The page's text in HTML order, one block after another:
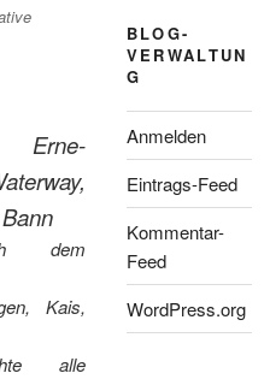
Erne-
dem
Kais,
alle
BLOG-
VERWALTUN
G
Anmelden
Eintrags-Feed
Kommentar-
Feed
WordPress.org